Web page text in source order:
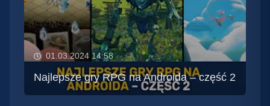
01.03.2024 14:58
Najlepsze gry RPG na Androida – część 2